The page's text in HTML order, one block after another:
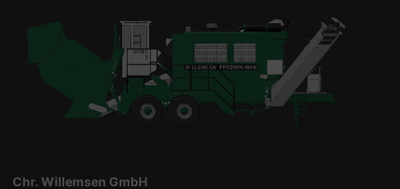
Chr. Willemsen GmbH